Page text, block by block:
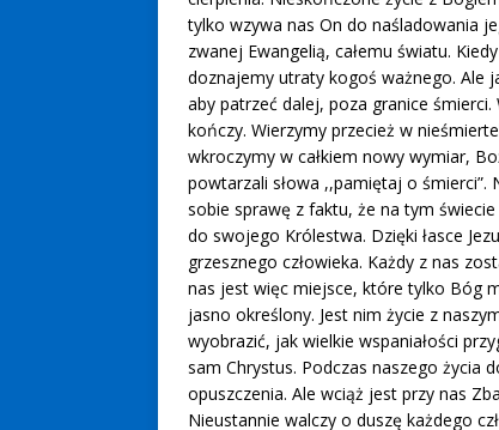
tylko wzywa nas On do naśladowania
zwanej Ewangelią, całemu światu.
doznajemy utraty kogoś ważnego. Ale
aby patrzeć dalej, poza granice
kończy. Wierzymy przecież w
wkroczymy w całkiem nowy wymiar,
powtarzali słowa ,,pamiętaj o
sobie sprawę z faktu, że na tym
do swojego Królestwa. Dzięki łasce
grzesznego człowieka. Każdy z nas
nas jest więc miejsce, które tylko Bóg
jasno określony. Jest nim życie z
wyobrazić, jak wielkie wspaniałości
sam Chrystus. Podczas naszego życia
opuszczenia. Ale wciąż jest przy nas
Nieustannie walczy o duszę każdego